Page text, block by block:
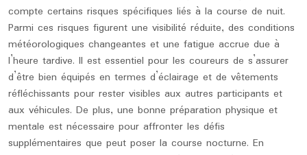
compte certains risques spécifiques liés à la course de nuit.
Parmi ces risques figurent une visibilité réduite, des conditions
météorologiques changeantes et une fatigue accrue due à
l’heure tardive. Il est essentiel pour les coureurs de s’assurer
d’être bien équipés en termes d’éclairage et de vêtements
réfléchissants pour rester visibles aux autres participants et
aux véhicules. De plus, une bonne préparation physique et
mentale est nécessaire pour affronter les défis
supplémentaires que peut poser la course nocturne. En